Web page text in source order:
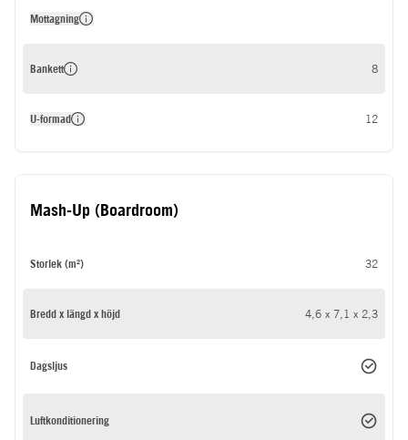
Mottagning
Bankett 8
U-formad 12
Mash-Up (Boardroom)
Storlek (m²) 32
Bredd x längd x höjd 4,6 x 7,1 x 2,3
Dagsljus
Luftkonditionering